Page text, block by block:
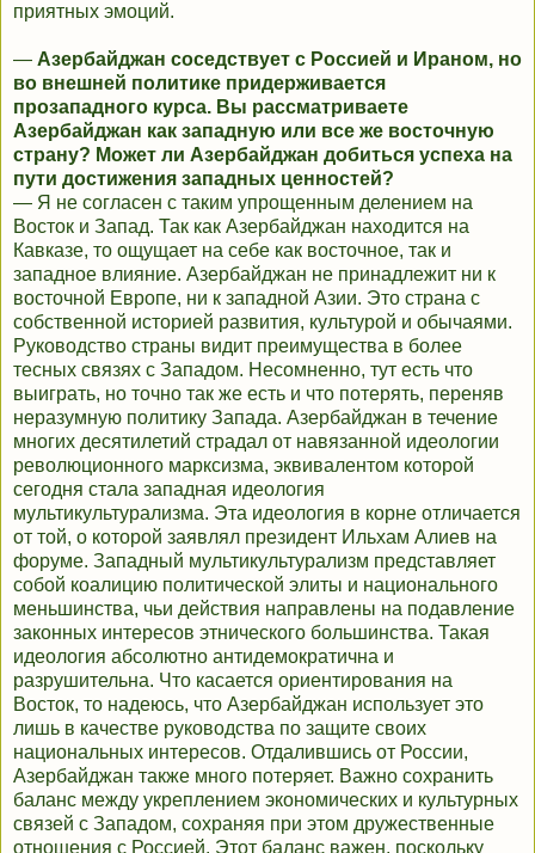
приятных эмоций.
— Азербайджан соседствует с Россией и Ираном, но
во внешней политике придерживается
прозападного курса. Вы рассматриваете
Азербайджан как западную или все же восточную
страну? Может ли Азербайджан добиться успеха на
пути достижения западных ценностей?
— Я не согласен с таким упрощенным делением на
Восток и Запад. Так как Азербайджан находится на
Кавказе, то ощущает на себе как восточное, так и
западное влияние. Азербайджан не принадлежит ни к
восточной Европе, ни к западной Азии. Это страна с
собственной историей развития, культурой и обычаями.
Руководство страны видит преимущества в более
тесных связях с Западом. Несомненно, тут есть что
выиграть, но точно так же есть и что потерять, переняв
неразумную политику Запада. Азербайджан в течение
многих десятилетий страдал от навязанной идеологии
революционного марксизма, эквивалентом которой
сегодня стала западная идеология
мультикультурализма. Эта идеология в корне отличается
от той, о которой заявлял президент Ильxaм Aлиeв на
форуме. Западный мультикультурализм представляет
собой коалицию политической элиты и национального
меньшинства, чьи действия направлены на подавление
законных интересов этнического большинства. Такая
идеология абсолютно антидемократична и
разрушительна. Что касается ориентирования на
Восток, то надеюсь, что Азербайджан использует это
лишь в качестве руководства по защите своих
национальных интересов. Отдалившись от России,
Азербайджан также много потеряет. Важно сохранить
баланс между укреплением экономических и культурных
связей с Западом, сохраняя при этом дружественные
отношения с Россией. Этот баланс важен, поскольку